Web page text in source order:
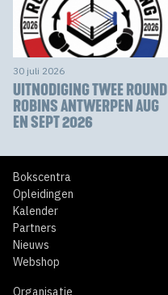
30 juli 2026
UITNODIGING TWEE ROUND
ROBINS ANTWERPEN AUG
EN SEPT 2026
Bokscentra
Opleidingen
Kalender
Partners
Nieuws
Webshop
Organisatie